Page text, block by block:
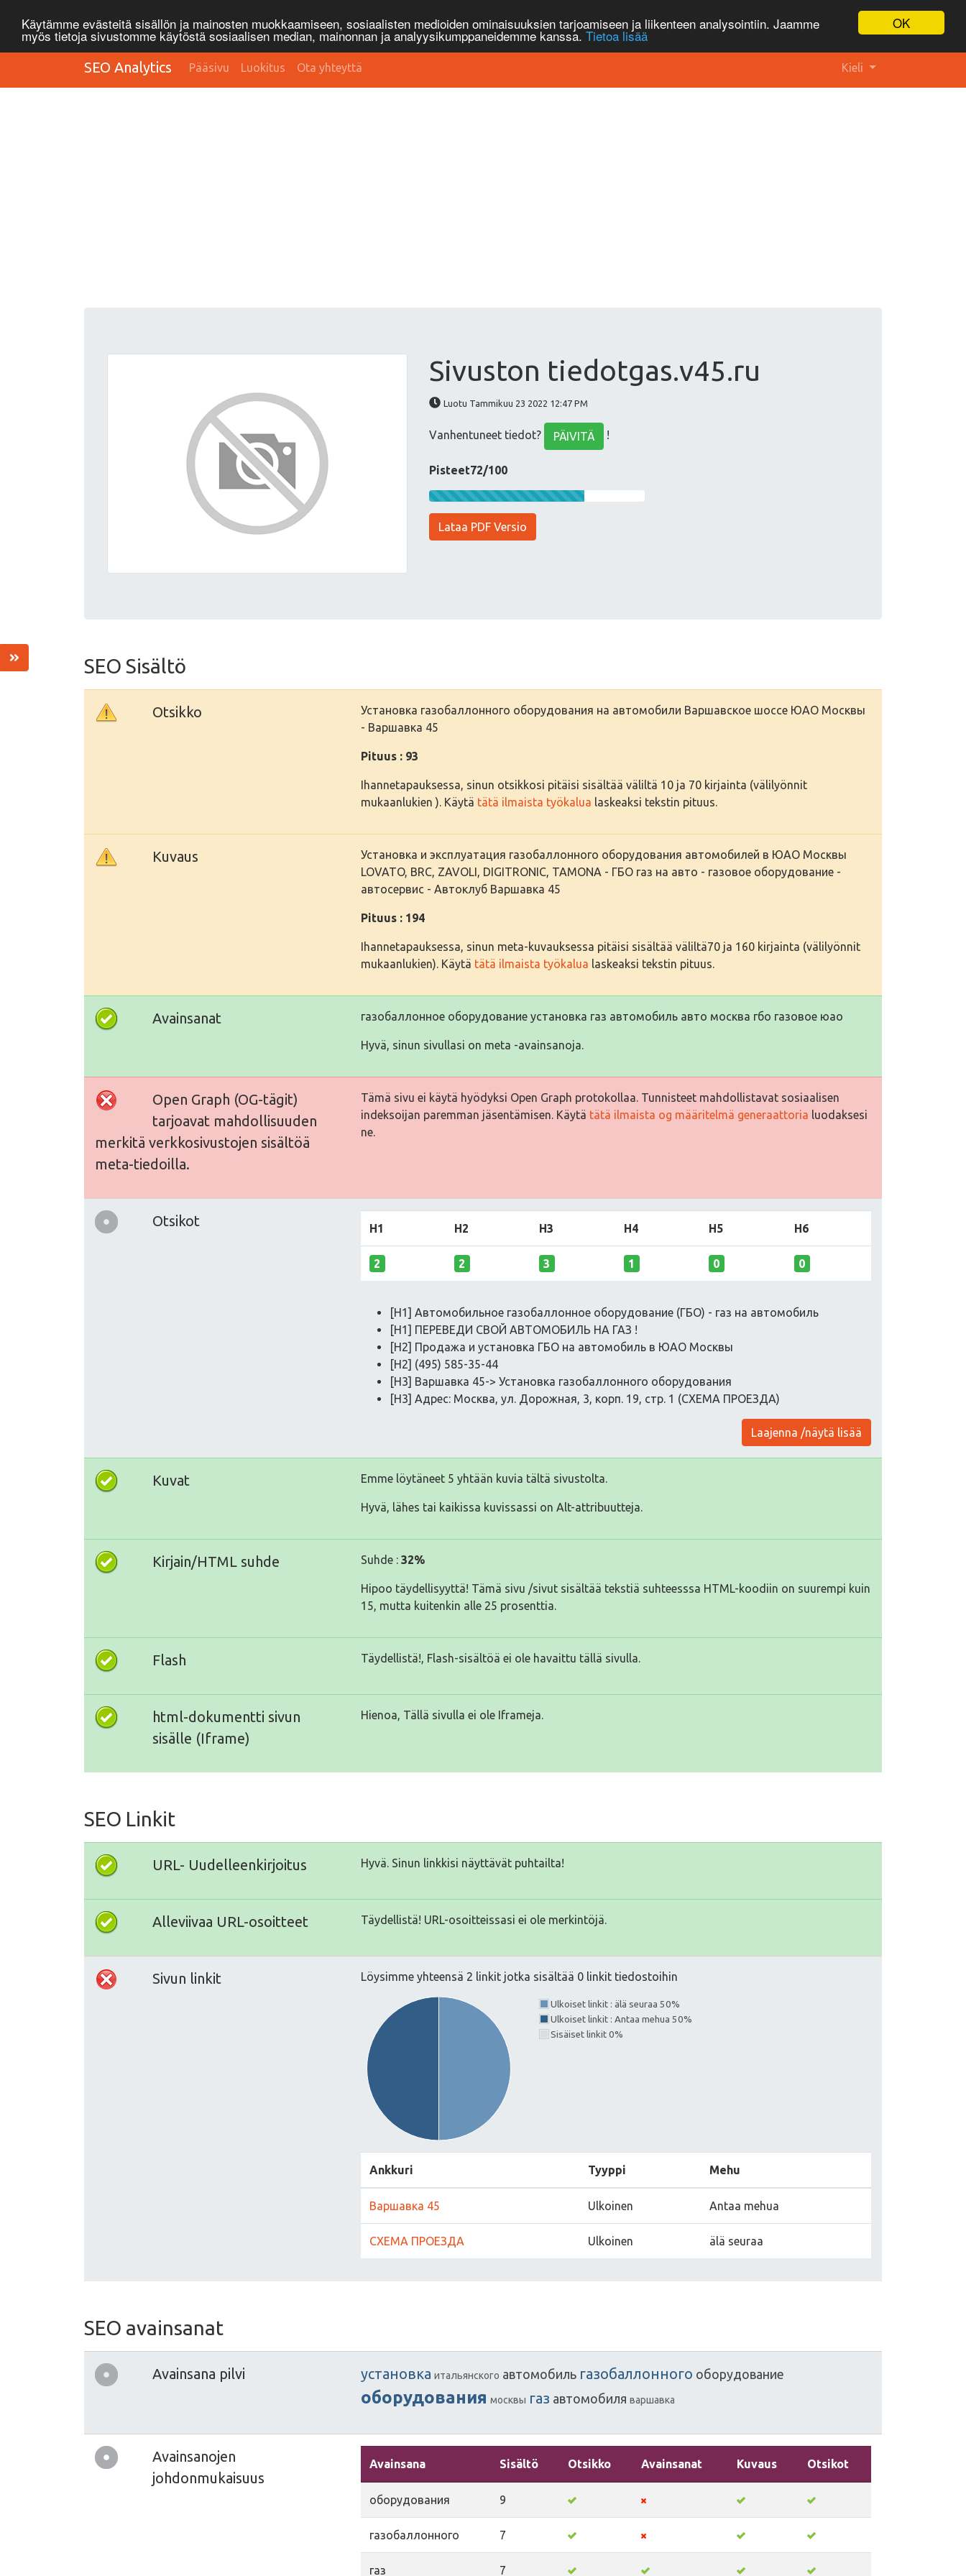
OK
Käytämme evästeitä sisällön ja mainosten muokkaamiseen, sosiaalisten medioiden ominaisuuksien tarjoamiseen ja liikenteen analysointiin. Jaamme
myös tietoja sivustomme käytöstä sosiaalisen median, mainonnan ja analyysikumppaneidemme kanssa. Tietoa lisää
SEO Analytics Pääsivu Luokitus Ota yhteyttä Kieli
Sivuston tiedotgas.v45.ru
Luotu Tammikuu 23 2022 12:47 PM
Vanhentuneet tiedot? PÄIVITÄ !
Pisteet72/100
Lataa PDF Versio
SEO Sisältö
Otsikko
Установка газобаллонного оборудования на автомобили Варшавское шоссе ЮАО Москвы
- Варшавка 45
Pituus : 93
Ihannetapauksessa, sinun otsikkosi pitäisi sisältää väliltä 10 ja 70 kirjainta (välilyönnit
mukaanlukien ). Käytä tätä ilmaista työkalua laskeaksi tekstin pituus.
Kuvaus
Установка и эксплуатация газобаллонного оборудования автомобилей в ЮАО Москвы
LOVATO, BRC, ZAVOLI, DIGITRONIC, TAMONA - ГБО газ на авто - газовое оборудование -
автосервис - Автоклуб Варшавка 45
Pituus : 194
Ihannetapauksessa, sinun meta-kuvauksessa pitäisi sisältää väliltä70 ja 160 kirjainta (välilyönnit
mukaanlukien). Käytä tätä ilmaista työkalua laskeaksi tekstin pituus.
Avainsanat газобаллонное оборудование установка газ автомобиль авто москва гбо газовое юао
Hyvä, sinun sivullasi on meta -avainsanoja.
Open Graph (OG-tägit)
tarjoavat mahdollisuuden
merkitä verkkosivustojen sisältöä
meta-tiedoilla.
Tämä sivu ei käytä hyödyksi Open Graph protokollaa. Tunnisteet mahdollistavat sosiaalisen
indeksoijan paremman jäsentämisen. Käytä tätä ilmaista og määritelmä generaattoria luodaksesi
ne.
Otsikot H1 H2 H3 H4 H5 H6
2 2 3 1 0 0
[H1] Автомобильное газобаллонное оборудование (ГБО) - газ на автомобиль
[H1] ПЕРЕВЕДИ СВОЙ АВТОМОБИЛЬ НА ГАЗ !
[H2] Продажа и установка ГБО на автомобиль в ЮАО Москвы
[H2] (495) 585-35-44
[H3] Варшавка 45-> Установка газобаллонного оборудования
[H3] Адрес: Москва, ул. Дорожная, 3, корп. 19, стр. 1 (СХЕМА ПРОЕЗДА)
Laajenna /näytä lisää
Kuvat Emme löytäneet 5 yhtään kuvia tältä sivustolta.
Hyvä, lähes tai kaikissa kuvissassi on Alt-attribuutteja.
Kirjain/HTML suhde Suhde : 32%
Hipoo täydellisyyttä! Tämä sivu /sivut sisältää tekstiä suhteesssa HTML-koodiin on suurempi kuin
15, mutta kuitenkin alle 25 prosenttia.
Flash Täydellistä!, Flash-sisältöä ei ole havaittu tällä sivulla.
html-dokumentti sivun
sisälle (Iframe)
Hienoa, Tällä sivulla ei ole Iframeja.
SEO Linkit
URL- Uudelleenkirjoitus Hyvä. Sinun linkkisi näyttävät puhtailta!
Alleviivaa URL-osoitteet Täydellistä! URL-osoitteissasi ei ole merkintöjä.
Sivun linkit Löysimme yhteensä 2 linkit jotka sisältää 0 linkit tiedostoihin
Ulkoiset linkit : älä seuraa 50%
Ulkoiset linkit : Antaa mehua 50%
Sisäiset linkit 0%
Ankkuri Tyyppi Mehu
Варшавка 45 Ulkoinen Antaa mehua
СХЕМА ПРОЕЗДА Ulkoinen älä seuraa
SEO avainsanat
Avainsana pilvi установка итальянского автомобиль газобаллонного оборудование
оборудования москвы газ автомобиля варшавка
Avainsanojen
johdonmukaisuus
Avainsana Sisältö Otsikko Avainsanat Kuvaus Otsikot
оборудования 9
газобаллонного 7
газ 7